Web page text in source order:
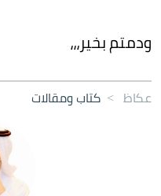
ودمتم بخير،،،
عكاظ > كتاب ومقالات